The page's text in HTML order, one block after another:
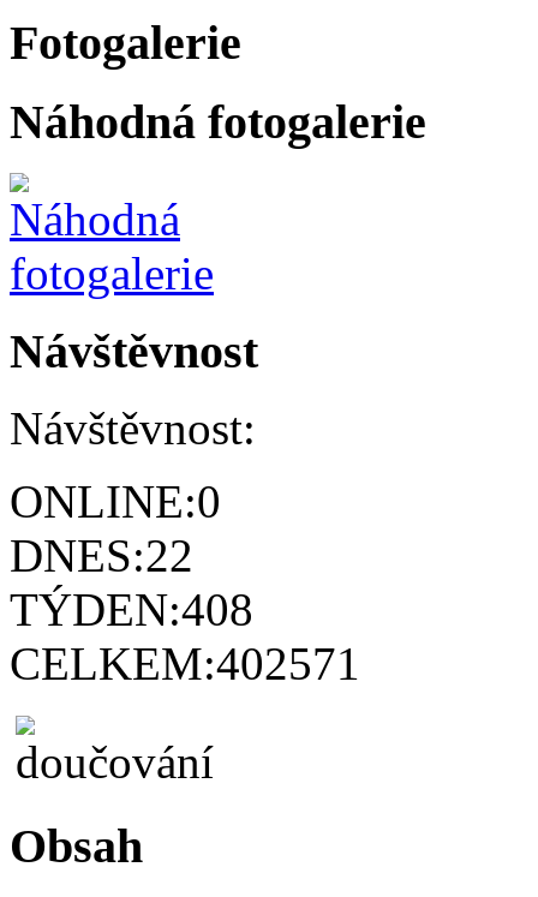
Fotogalerie
Náhodná fotogalerie
Návštěvnost
Návštěvnost:
ONLINE:0
DNES:22
TÝDEN:408
CELKEM:402571
Obsah